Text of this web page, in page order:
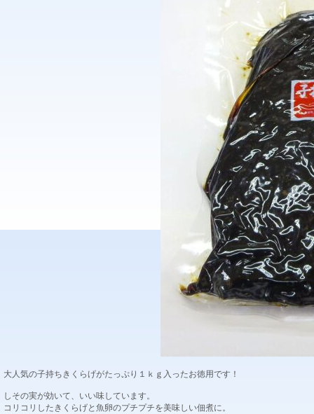
大人気の子持ちきくらげがたっぷり１ｋｇ入ったお徳用です！
しその実が効いて、いい味しています。
コリコリしたきくらげと魚卵のプチプチを美味しい佃煮に。